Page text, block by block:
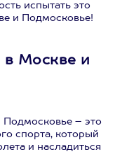
испытать это
и Подмосковье!
в Москве и
Подмосковье – это
спорта, который
и насладиться